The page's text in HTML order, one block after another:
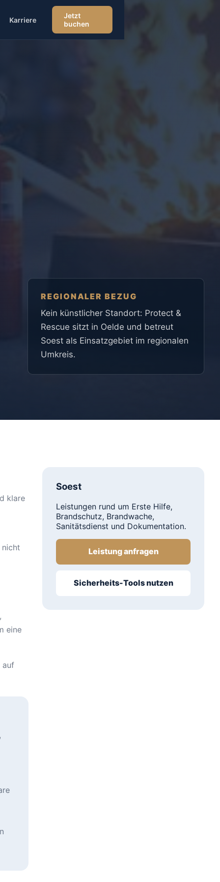
Karriere
Jetzt
buchen
REGIONALER BEZUG
Kein künstlicher Standort: Protect &
Rescue sitzt in Oelde und betreut
Soest als Einsatzgebiet im regionalen
Umkreis.
klare
nicht
eine
auf
Soest
Leistungen rund um Erste Hilfe,
Brandschutz, Brandwache,
Sanitätsdienst und Dokumentation.
Leistung anfragen
Sicherheits-Tools nutzen